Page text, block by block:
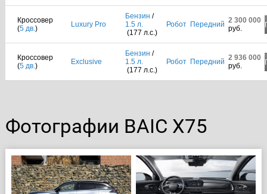
Кроссовер
(5 дв.) Luxury Pro
Бензин /
1.5 л.
(177 л.с.)
Робот Передний 2 300 000
руб.
Кроссовер
(5 дв.) Exclusive
Бензин /
1.5 л.
(177 л.с.)
Робот Передний 2 936 000
руб.
Фотографии BAIC X75